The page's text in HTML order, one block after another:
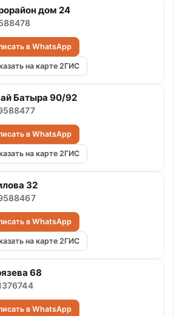
дом 24
в WhatsApp
на карте 2ГИС
Батыра 90/92
в WhatsApp
на карте 2ГИС
32
в WhatsApp
на карте 2ГИС
68
в WhatsApp